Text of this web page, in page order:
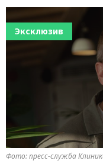
Эксклюзив
Фото: пресс-служба